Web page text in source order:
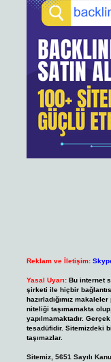
Reklam ve İletişim:
Yasal Uyarı: Bu internet
şirketi ile hiçbir
hazırladığımız
niteliği taşımamakta
yapılmamaktadır.
tesadüfidir. Sitemizdeki
taşımazlar.
Sitemiz, 5651 Sayılı